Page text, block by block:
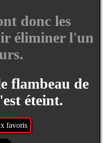
donc les
éliminer l'un
flambeau de
éteint.
favoris